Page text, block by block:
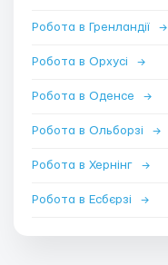
Робота в Гренландії →
Робота в Орхусі →
Робота в Оденсе →
Робота в Ольборзі →
Робота в Хернінг →
Робота в Есбєрзі →